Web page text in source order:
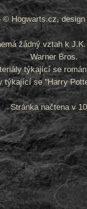
© Hogwarts.cz,
žádný vztah k
Warner Bros.
týkající se
týkající se "Harry
Stránka načtena v